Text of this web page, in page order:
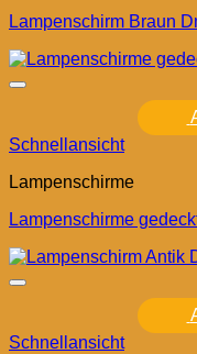
Lampenschirm Braun
Schnellansicht
Lampenschirme
Lampenschirme
Schnellansicht